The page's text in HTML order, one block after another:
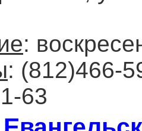
:
: (812)466-
63